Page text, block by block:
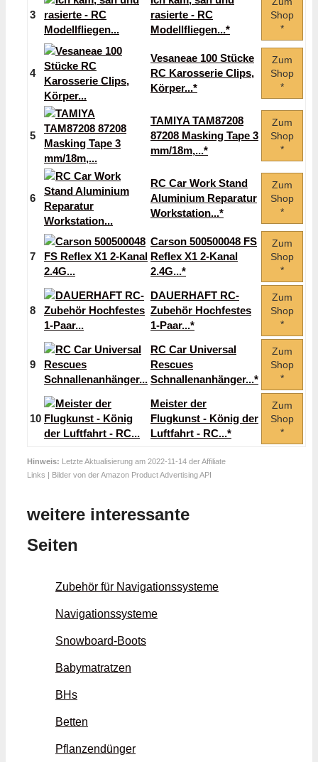
3
rasierte - RC
Modellfliegen...*
Shop
*
4
Vesaneae 100 Stücke
RC Karosserie Clips,
Körper...*
Zum
Shop
*
5
TAMIYA TAM87208
87208 Masking Tape 3
mm/18m,...*
Zum
Shop
*
6
RC Car Work Stand
Aluminium Reparatur
Workstation...*
Zum
Shop
*
7
Carson 500500048 FS
Reflex X1 2-Kanal
2.4G...*
Zum
Shop
*
8
DAUERHAFT RC-
Zubehör Hochfestes
1-Paar...*
Zum
Shop
*
9
RC Car Universal
Rescues
Schnallenanhänger...*
Zum
Shop
*
10
Meister der
Flugkunst - König der
Luftfahrt - RC...*
Zum
Shop
*
Hinweis: Letzte Aktualisierung am 2022-11-14 der Affiliate
Links | Bilder von der Amazon Product Advertising API
weitere interessante
Seiten
Zubehör für Navigationssysteme
Navigationssysteme
Snowboard-Boots
Babymatratzen
BHs
Betten
Pflanzendünger